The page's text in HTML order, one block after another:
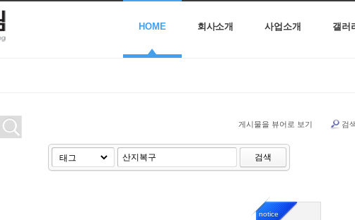
HOME 회사소개 사업소개 갤러
게시물을 뷰어로 보기 검
검색
notice